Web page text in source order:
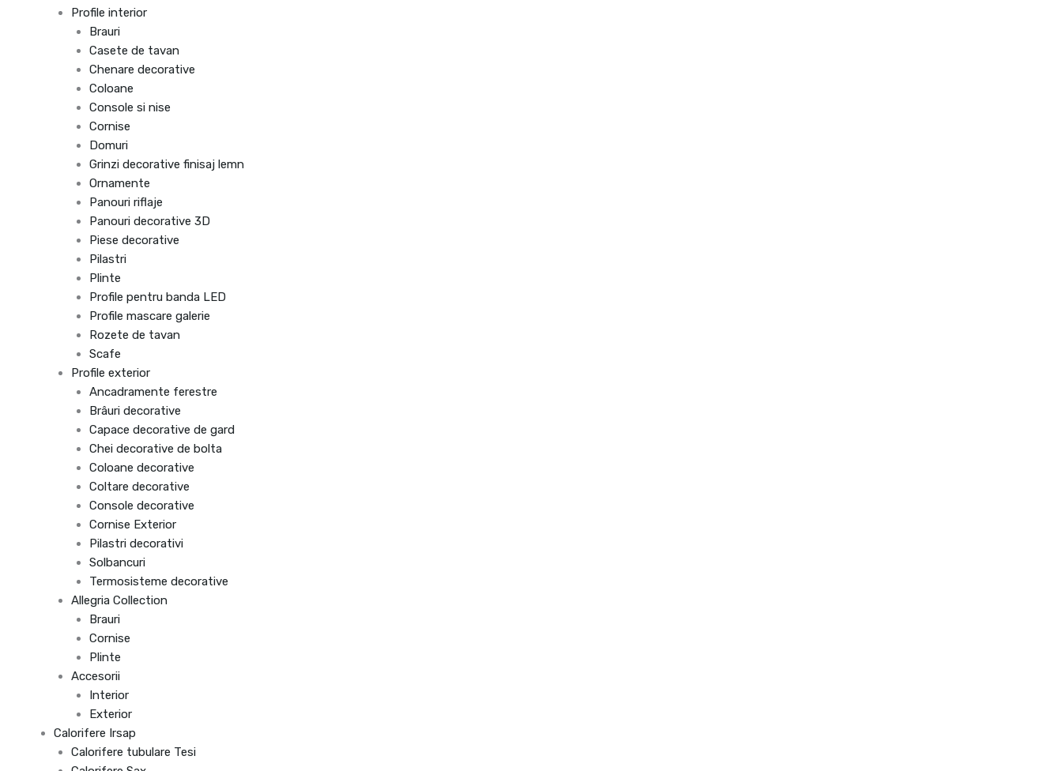
Profile interior
Brauri
Casete de tavan
Chenare decorative
Coloane
Console si nise
Cornise
Domuri
Grinzi decorative finisaj lemn
Ornamente
Panouri riflaje
Panouri decorative 3D
Piese decorative
Pilastri
Plinte
Profile pentru banda LED
Profile mascare galerie
Rozete de tavan
Scafe
Profile exterior
Ancadramente ferestre
Brâuri decorative
Capace decorative de gard
Chei decorative de bolta
Coloane decorative
Coltare decorative
Console decorative
Cornise Exterior
Pilastri decorativi
Solbancuri
Termosisteme decorative
Allegria Collection
Brauri
Cornise
Plinte
Accesorii
Interior
Exterior
Calorifere Irsap
Calorifere tubulare Tesi